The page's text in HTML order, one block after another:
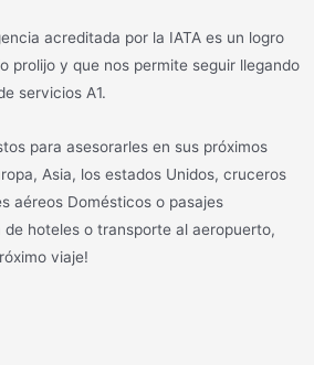
acreditada por la IATA es un logro
prolijo y que nos permite seguir llegando
servicios A1.
para asesorarles en sus próximos
Asia, los estados Unidos, cruceros
aéreos Domésticos o pasajes
hoteles o transporte al aeropuerto,
viaje!